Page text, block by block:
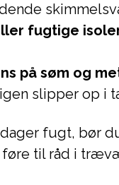
fugtige
på søm og
slipper op i
fugt, bør
føre til råd i